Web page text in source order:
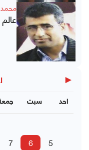
◀
سبت احد
5
6
7